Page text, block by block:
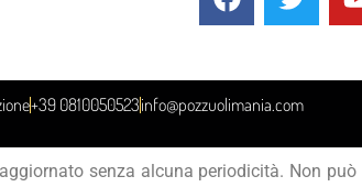
+39 0810050523info@pozzuolimania.com
senza alcuna periodicità. Non